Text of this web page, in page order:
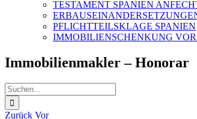
TESTAMENT SPANIEN
PFLICHTTEILSKLAGE SPANIEN
IMMOBILIENSCHENKUNG
Immobilienmakler – Honorar
Suche
nach:
Zurück Vor